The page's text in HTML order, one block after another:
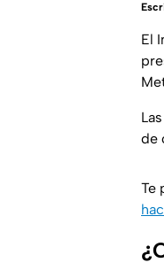
El
de
Te